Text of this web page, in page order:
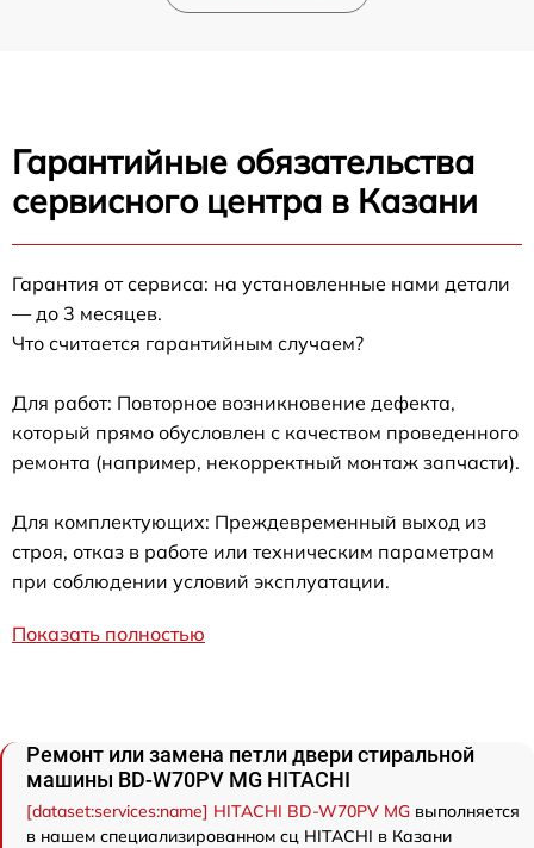
Гарантийные обязательства
сервисного центра в Казани
Гарантия от сервиса: на установленные нами детали
— до 3 месяцев.
Что считается гарантийным случаем?
Для работ: Повторное возникновение дефекта,
который прямо обусловлен с качеством проведенного
ремонта (например, некорректный монтаж запчасти).
Для комплектующих: Преждевременный выход из
строя, отказ в работе или техническим параметрам
при соблюдении условий эксплуатации.
Показать полностью
Ремонт или замена петли двери стиральной
машины BD-W70PV MG HITACHI
[dataset:services:name] HITACHI BD-W70PV MG выполняется
в нашем специализированном сц HITACHI в Казани